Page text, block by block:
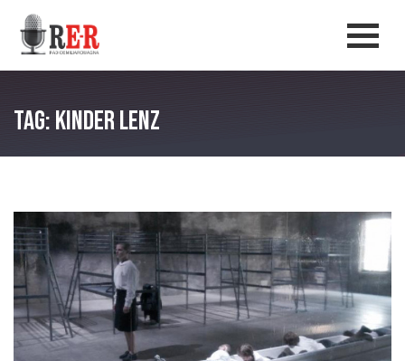
Salta al contenuto principale
Tag: Kinder Lenz